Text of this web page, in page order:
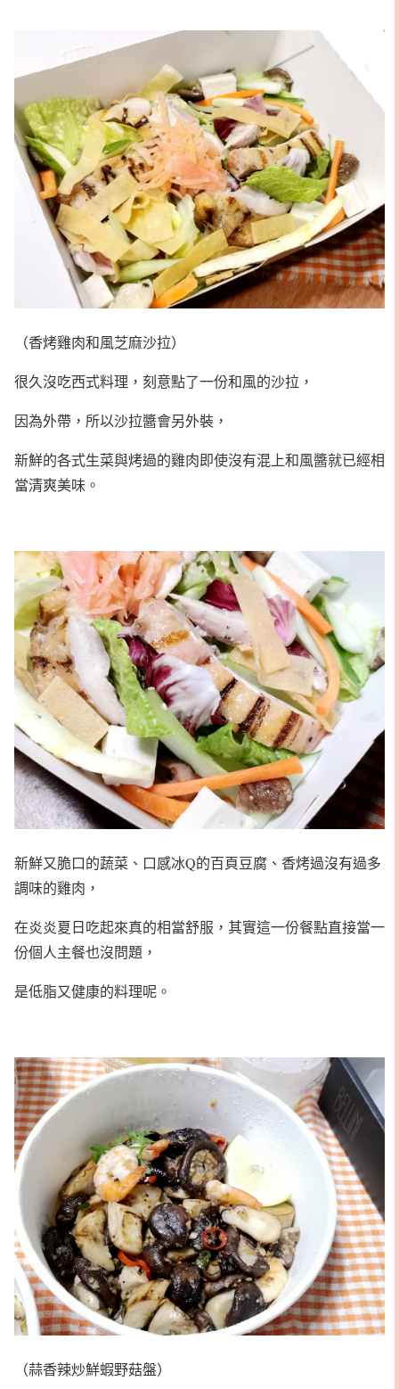
（香烤雞肉和風芝麻沙拉）
很久沒吃西式料理，刻意點了一份和風的沙拉，
因為外帶，所以沙拉醬會另外裝，
新鮮的各式生菜與烤過的雞肉即使沒有混上和風醬就已經相
當清爽美味。
新鮮又脆口的蔬菜、口感冰Q的百頁豆腐、香烤過沒有過多
調味的雞肉，
在炎炎夏日吃起來真的相當舒服，其實這一份餐點直接當一
份個人主餐也沒問題，
是低脂又健康的料理呢。
（蒜香辣炒鮮蝦野菇盤）